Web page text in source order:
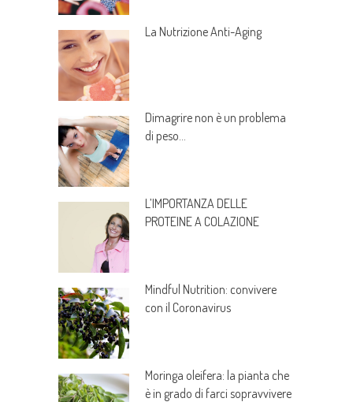
La Nutrizione Anti-Aging
Dimagrire non è un problema
di peso…
L’IMPORTANZA DELLE
PROTEINE A COLAZIONE
Mindful Nutrition: convivere
con il Coronavirus
Moringa oleifera: la pianta che
è in grado di farci sopravvivere